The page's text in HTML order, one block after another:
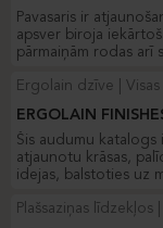
Pavasaris ir
apsver biroja
pārmaiņām rodas arī
pavada būvniecības
kontrolēt?
Ergolain dzīve
ERGOLAIN
Šis audumu
atjaunotu krāsas,
idejas, balstoties uz
Plašsaziņas līdzekļos